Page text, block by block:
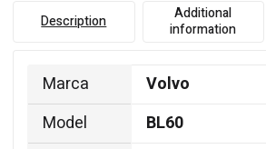
Description
Additional
information
Marca
Volvo
Model
BL60